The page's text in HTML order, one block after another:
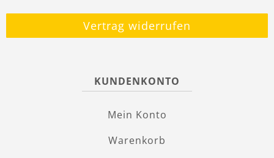
Vertrag widerrufen
KUNDENKONTO
Mein Konto
Warenkorb